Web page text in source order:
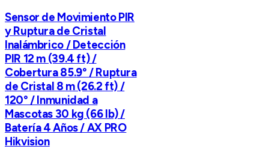
Sensor de Movimiento PIR
y Ruptura de Cristal
Inalámbrico / Detección
PIR 12 m (39.4 ft) /
Cobertura 85.9° / Ruptura
de Cristal 8 m (26.2 ft) /
120° / Inmunidad a
Mascotas 30 kg (66 lb) /
Batería 4 Años / AX PRO
Hikvision